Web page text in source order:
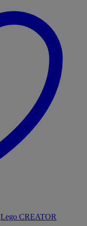
Lego CREATOR